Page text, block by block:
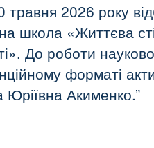
травня 2026 року
школа «Життєва
До роботи
форматі
Акименко.